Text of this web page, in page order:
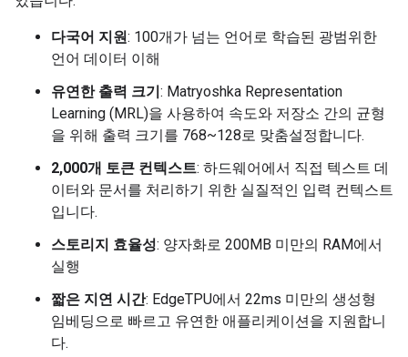
다국어 지원: 100개가 넘는 언어로 학습된 광범위한
언어 데이터 이해
유연한 출력 크기: Matryoshka Representation
Learning (MRL)을 사용하여 속도와 저장소 간의 균형
을 위해 출력 크기를 768~128로 맞춤설정합니다.
2,000개 토큰 컨텍스트: 하드웨어에서 직접 텍스트 데
이터와 문서를 처리하기 위한 실질적인 입력 컨텍스트
입니다.
스토리지 효율성: 양자화로 200MB 미만의 RAM에서
실행
짧은 지연 시간: EdgeTPU에서 22ms 미만의 생성형
임베딩으로 빠르고 유연한 애플리케이션을 지원합니
다.